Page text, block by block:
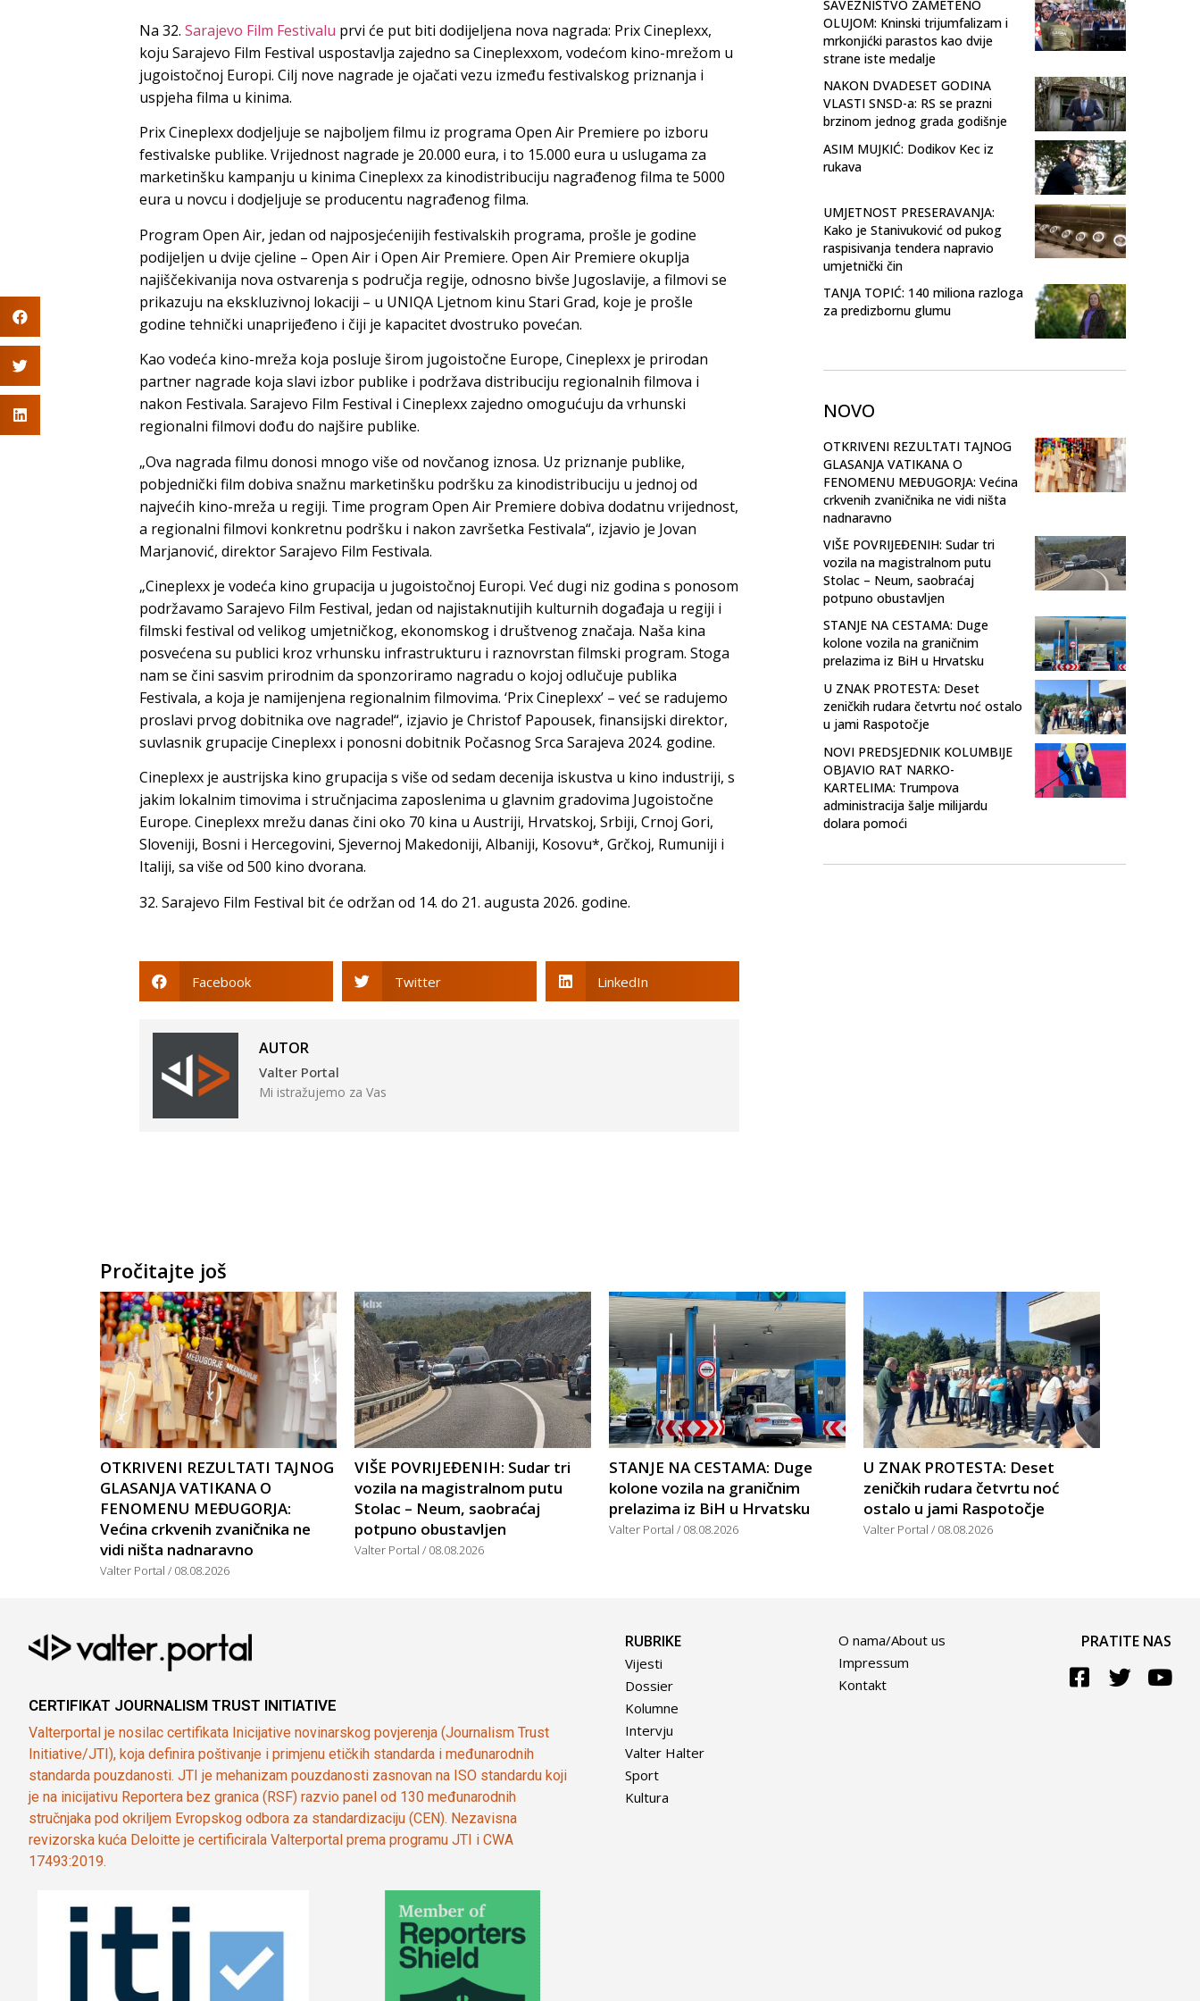
Na 32. Sarajevo Film Festivalu prvi će put biti dodijeljena nova nagrada: Prix Cineplexx,
koju Sarajevo Film Festival uspostavlja zajedno sa Cineplexxom, vodećom kino-mrežom u
jugoistočnoj Europi. Cilj nove nagrade je ojačati vezu između festivalskog priznanja i
uspjeha filma u kinima.
Prix Cineplexx dodjeljuje se najboljem filmu iz programa Open Air Premiere po izboru
festivalske publike. Vrijednost nagrade je 20.000 eura, i to 15.000 eura u uslugama za
marketinšku kampanju u kinima Cineplexx za kinodistribuciju nagrađenog filma te 5000
eura u novcu i dodjeljuje se producentu nagrađenog filma.
Program Open Air, jedan od najposjećenijih festivalskih programa, prošle je godine
podijeljen u dvije cjeline – Open Air i Open Air Premiere. Open Air Premiere okuplja
najiščekivanija nova ostvarenja s područja regije, odnosno bivše Jugoslavije, a filmovi se
prikazuju na ekskluzivnoj lokaciji – u UNIQA Ljetnom kinu Stari Grad, koje je prošle
godine tehnički unaprijeđeno i čiji je kapacitet dvostruko povećan.
Kao vodeća kino-mreža koja posluje širom jugoistočne Europe, Cineplexx je prirodan
partner nagrade koja slavi izbor publike i podržava distribuciju regionalnih filmova i
nakon Festivala. Sarajevo Film Festival i Cineplexx zajedno omogućuju da vrhunski
regionalni filmovi dođu do najšire publike.
„Ova nagrada filmu donosi mnogo više od novčanog iznosa. Uz priznanje publike,
pobjednički film dobiva snažnu marketinšku podršku za kinodistribuciju u jednoj od
najvećih kino-mreža u regiji. Time program Open Air Premiere dobiva dodatnu vrijednost,
a regionalni filmovi konkretnu podršku i nakon završetka Festivala“, izjavio je Jovan
Marjanović, direktor Sarajevo Film Festivala.
„Cineplexx je vodeća kino grupacija u jugoistočnoj Europi. Već dugi niz godina s ponosom
podržavamo Sarajevo Film Festival, jedan od najistaknutijih kulturnih događaja u regiji i
filmski festival od velikog umjetničkog, ekonomskog i društvenog značaja. Naša kina
posvećena su publici kroz vrhunsku infrastrukturu i raznovrstan filmski program. Stoga
nam se čini sasvim prirodnim da sponzoriramo nagradu o kojoj odlučuje publika
Festivala, a koja je namijenjena regionalnim filmovima. ‘Prix Cineplexx’ – već se radujemo
proslavi prvog dobitnika ove nagrade!“, izjavio je Christof Papousek, finansijski direktor,
suvlasnik grupacije Cineplexx i ponosni dobitnik Počasnog Srca Sarajeva 2024. godine.
Cineplexx je austrijska kino grupacija s više od sedam decenija iskustva u kino industriji, s
jakim lokalnim timovima i stručnjacima zaposlenima u glavnim gradovima Jugoistočne
Europe. Cineplexx mrežu danas čini oko 70 kina u Austriji, Hrvatskoj, Srbiji, Crnoj Gori,
Sloveniji, Bosni i Hercegovini, Sjevernoj Makedoniji, Albaniji, Kosovu*, Grčkoj, Rumuniji i
Italiji, sa više od 500 kino dvorana.
32. Sarajevo Film Festival bit će održan od 14. do 21. augusta 2026. godine.
Facebook Twitter LinkedIn
AUTOR
Valter Portal
Mi istražujemo za Vas
SAVEZNIŠTVO ZAMETENO
OLUJOM: Kninski trijumfalizam i
mrkonjićki parastos kao dvije
strane iste medalje
NAKON DVADESET GODINA
VLASTI SNSD-a: RS se prazni
brzinom jednog grada godišnje
ASIM MUJKIĆ: Dodikov Kec iz
rukava
UMJETNOST PRESERAVANJA:
Kako je Stanivuković od pukog
raspisivanja tendera napravio
umjetnički čin
TANJA TOPIĆ: 140 miliona razloga
za predizbornu glumu
NOVO
OTKRIVENI REZULTATI TAJNOG
GLASANJA VATIKANA O
FENOMENU MEĐUGORJA: Većina
crkvenih zvaničnika ne vidi ništa
nadnaravno
VIŠE POVRIJEĐENIH: Sudar tri
vozila na magistralnom putu
Stolac – Neum, saobraćaj
potpuno obustavljen
STANJE NA CESTAMA: Duge
kolone vozila na graničnim
prelazima iz BiH u Hrvatsku
U ZNAK PROTESTA: Deset
zeničkih rudara četvrtu noć ostalo
u jami Raspotočje
NOVI PREDSJEDNIK KOLUMBIJE
OBJAVIO RAT NARKO-
KARTELIMA: Trumpova
administracija šalje milijardu
dolara pomoći
Pročitajte još
OTKRIVENI REZULTATI TAJNOG
GLASANJA VATIKANA O
FENOMENU MEĐUGORJA:
Većina crkvenih zvaničnika ne
vidi ništa nadnaravno
Valter Portal 08.08.2026
VIŠE POVRIJEĐENIH: Sudar tri
vozila na magistralnom putu
Stolac – Neum, saobraćaj
potpuno obustavljen
Valter Portal 08.08.2026
STANJE NA CESTAMA: Duge
kolone vozila na graničnim
prelazima iz BiH u Hrvatsku
Valter Portal 08.08.2026
U ZNAK PROTESTA: Deset
zeničkih rudara četvrtu noć
ostalo u jami Raspotočje
Valter Portal 08.08.2026
CERTIFIKAT JOURNALISM TRUST INITIATIVE
Valterportal je nosilac certifikata Inicijative novinarskog povjerenja (Journalism Trust
Initiative/JTI), koja definira poštivanje i primjenu etičkih standarda i međunarodnih
standarda pouzdanosti. JTI je mehanizam pouzdanosti zasnovan na ISO standardu koji
je na inicijativu Reportera bez granica (RSF) razvio panel od 130 međunarodnih
stručnjaka pod okriljem Evropskog odbora za standardizaciju (CEN). Nezavisna
revizorska kuća Deloitte je certificirala Valterportal prema programu JTI i CWA
17493:2019.
RUBRIKE
Vijesti
Dossier
Kolumne
Intervju
Valter Halter
Sport
Kultura
O nama/About us
Impressum
Kontakt
PRATITE NAS